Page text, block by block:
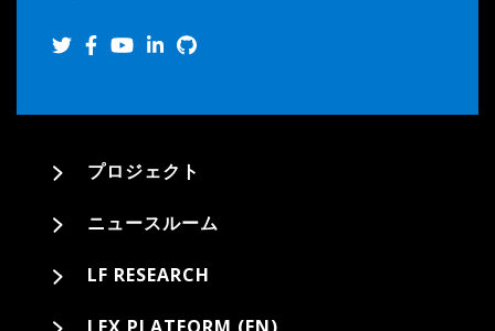
プロジェクト
ニュースルーム
LF RESEARCH